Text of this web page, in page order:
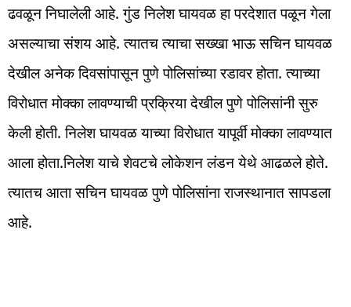
ढवळून निघालेली आहे. गुंड निलेश घायवळ हा परदेशात पळून गेला
असल्याचा संशय आहे. त्यातच त्याचा सख्खा भाऊ सचिन घायवळ
देखील अनेक दिवसांपासून पुणे पोलिसांच्या रडावर होता. त्याच्या
विरोधात मोक्का लावण्याची प्रक्रिया देखील पुणे पोलिसांनी सुरु
केली होती. निलेश घायवळ याच्या विरोधात यापूर्वी मोक्का लावण्यात
आला होता.निलेश याचे शेवटचे लोकेशन लंडन येथे आढळले होते.
त्यातच आता सचिन घायवळ पुणे पोलिसांना राजस्थानात सापडला
आहे.